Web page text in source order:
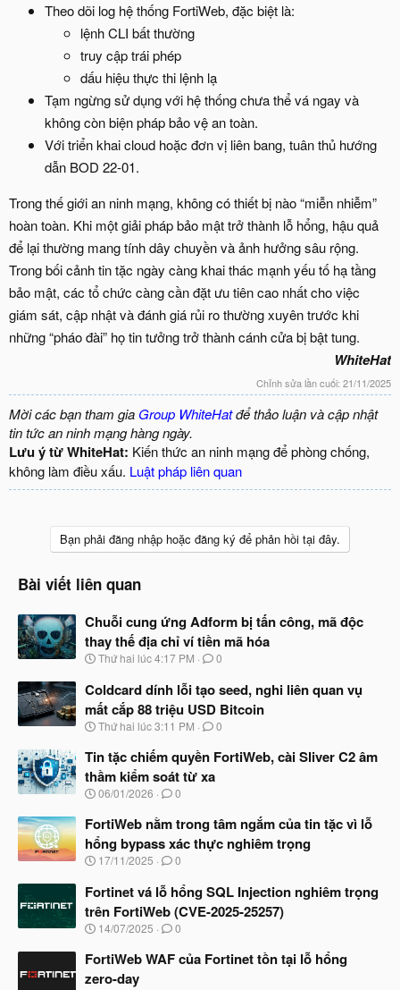
Theo dõi log hệ thống FortiWeb, đặc biệt là:
lệnh CLI bất thường
truy cập trái phép
dấu hiệu thực thi lệnh lạ
Tạm ngừng sử dụng với hệ thống chưa thể vá ngay và
không còn biện pháp bảo vệ an toàn.
Với triển khai cloud hoặc đơn vị liên bang, tuân thủ hướng
dẫn BOD 22-01.
Trong thế giới an ninh mạng, không có thiết bị nào “miễn nhiễm”
hoàn toàn. Khi một giải pháp bảo mật trở thành lỗ hổng, hậu quả
để lại thường mang tính dây chuyền và ảnh hưởng sâu rộng.
Trong bối cảnh tin tặc ngày càng khai thác mạnh yếu tố hạ tầng
bảo mật, các tổ chức càng cần đặt ưu tiên cao nhất cho việc
giám sát, cập nhật và đánh giá rủi ro thường xuyên trước khi
những “pháo đài” họ tin tưởng trở thành cánh cửa bị bật tung.
WhiteHat
Chỉnh sửa lần cuối: 21/11/2025
Mời các bạn tham gia Group WhiteHatđể thảo luận và cập nhật
tin tức an ninh mạng hàng ngày.
Lưu ý từ WhiteHat: Kiến thức an ninh mạng để phòng chống,
không làm điều xấu. Luật pháp liên quan
Bạn phải đăng nhập hoặc đăng ký để phản hồi tại đây.
Bài viết liên quan
Chuỗi cung ứng Adform bị tấn công, mã độc
thay thế địa chỉ ví tiền mã hóa
N
à
y
b
ắ
đ
ầ
u
Thứ hai lúc 4:17 PM 0
Coldcard dính lỗi tạo seed, nghi liên quan vụ
mất cắp 88 triệu USD Bitcoin
N
à
y
b
ắ
đ
ầ
u
Thứ hai lúc 3:11 PM 0
Tin tặc chiếm quyền FortiWeb, cài Sliver C2 âm
thầm kiểm soát từ xa
N
à
y
b
ắ
đ
ầ
u
06/01/2026 0
FortiWeb nằm trong tâm ngắm của tin tặc vì lỗ
hổng bypass xác thực nghiêm trọng
N
à
y
b
ắ
đ
ầ
17/11/2025 0
Fortinet vá lỗ hổng SQL Injection nghiêm trọng
trên FortiWeb (CVE-2025-25257)
N
à
b
14/07/2025 0
FortiWeb WAF của Fortinet tồn tại lỗ hổng
zero-day